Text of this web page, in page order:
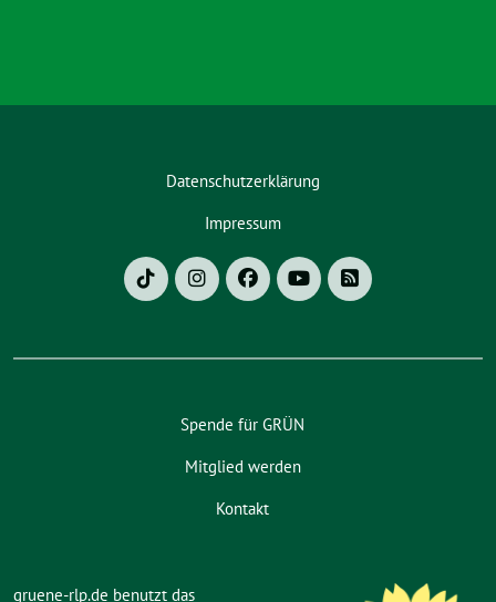
Datenschutzerklärung
Impressum
Spende für GRÜN
Mitglied werden
Kontakt
gruene-rlp.de benutzt das